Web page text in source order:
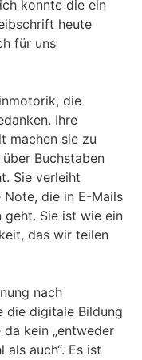
konnte die ein
heute
für uns
die
Ihre
machen sie zu
Buchstaben
Sie verleiht
Note, die in E-Mails
Sie ist wie ein
das wir teilen
nach
die digitale Bildung
kein „entweder
als auch“. Es ist